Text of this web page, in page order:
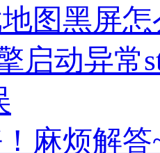
图黑屏
启动异常
麻烦解答